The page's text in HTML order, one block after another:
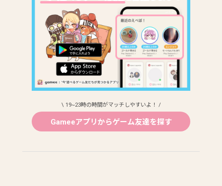
\ 19~23時の時間がマッチしやすいよ！ /
Gameeアプリからゲーム友達を探す